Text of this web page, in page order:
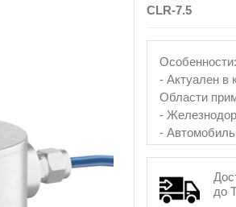
CLR-7.5
Особенности:
- Актуален в
Области
-
-
до